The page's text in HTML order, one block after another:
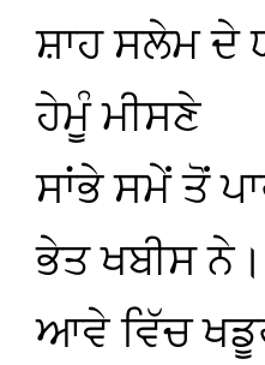
ਸ਼ਾਹ ਸਲੇਮ ਦੇ
ਹੇਮੂੰ ਮੀਸਣੇ
ਸਾਂਭੇ ਸਮੇਂ ਤੋਂ
ਭੇਤ ਖਬੀਸ ਨੇ।
ਆਵੇ ਵਿੱਚ